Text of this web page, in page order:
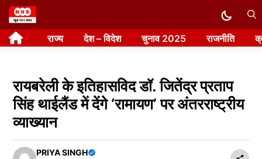
Skip
to
content राज्य देश – विदेश चुनाव 2025 राजनीति
रायबरेली के इतिहासविद डॉ. जितेंद्र प्रताप
सिंह थाईलैंड में देंगे ‘रामायण’ पर अंतरराष्ट्रीय
व्याख्यान
PRIYA SINGH